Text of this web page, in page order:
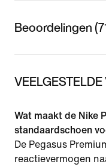
Beoordelingen
Wat maakt de Nike
standaardschoen
De Pegasus
reactievermogen